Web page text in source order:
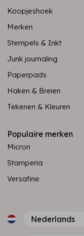
Koopjeshoek
Merken
Stempels & Inkt
Junk journaling
Paperpads
Haken & Breien
Tekenen & Kleuren
Populaire merken
Micron
Stamperia
Versafine